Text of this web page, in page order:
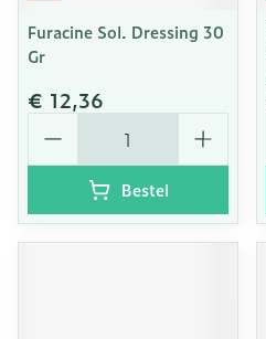
Furacine Sol. Dressing 30
Gr
€ 12,36
Aantal
Bestel